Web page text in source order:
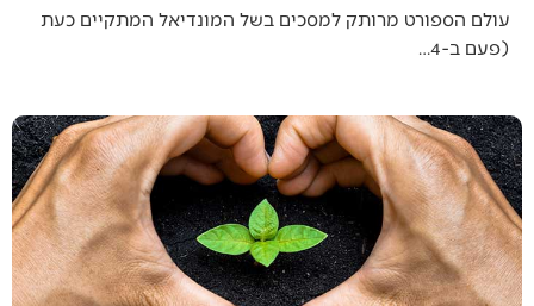
עולם הספורט מרותק למסכים בשל המונדיאל המתקיים כעת
(פעם ב-4…